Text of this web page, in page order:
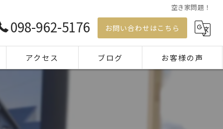
空き家問題！
098-962-5176 お問い合わせはこちら
アクセス ブログ お客様の声